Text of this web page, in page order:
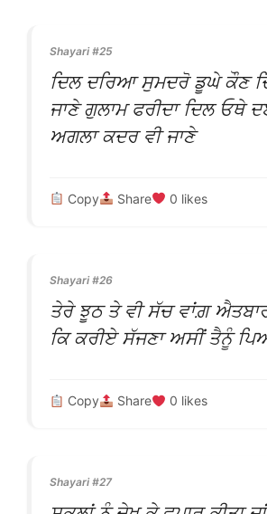
Shayari #25
ਦਿਲ ਦਰਿਆ ਸੁਮਦਰੋ ਡੂਘੇ ਕੌਣ
ਜਾਣੇ ਗੁਲਾਮ ਫਰੀਦਾ ਦਿਲ ਓਥੇ
ਅਗਲਾ ਕਦਰ ਵੀ ਜਾਣੇ
Copy Share 0 likes
Shayari #26
ਤੇਰੇ ਝੂਠ ਤੇ ਵੀ ਸੱਚ ਵਾਂਗ਼
ਕਿ ਕਰੀਏ ਸੱਜਣਾ ਅਸੀਂ ਤੈਨੂੰ
Copy Share 0 likes
Shayari #27